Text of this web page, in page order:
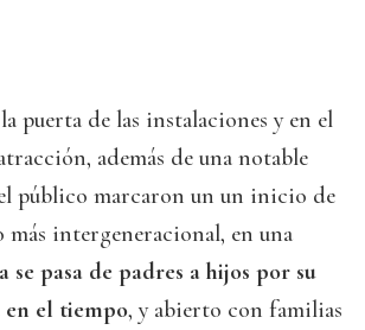
puerta de las instalaciones y en el
además de una notable
público marcaron un un inicio de
más intergeneracional, en una
se pasa de padres a hijos por su
el tiempo, y abierto con familias